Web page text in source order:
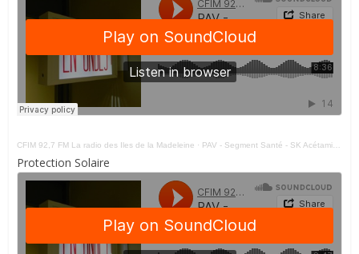
CFIM 92,7 FM La radio des Iles de la Madeleine · PAV - Segment Santé - SK Acétaminophène 260421
Protection Solaire